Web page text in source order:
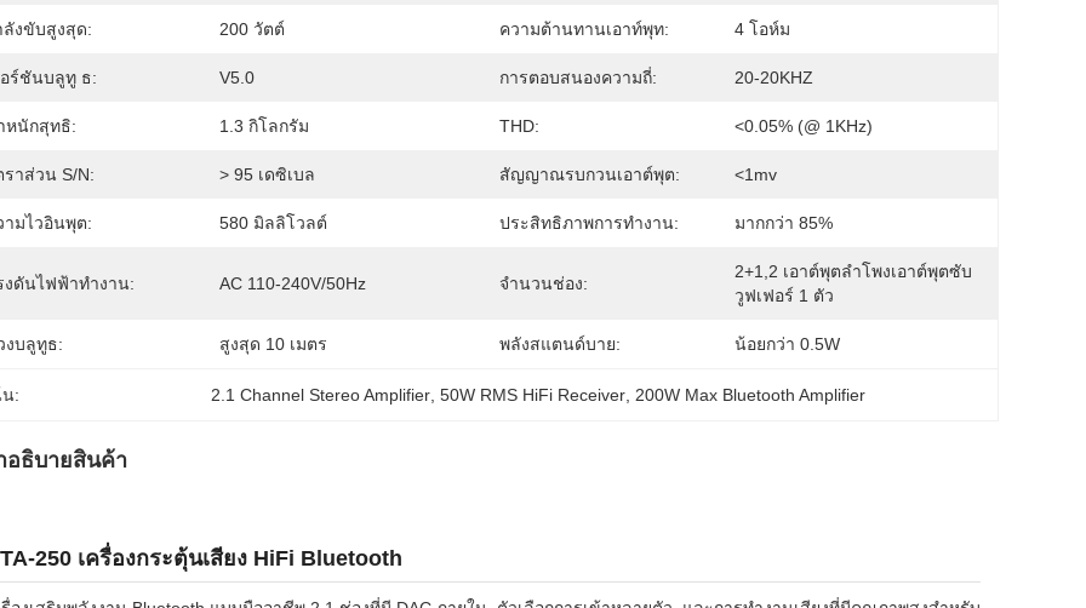
ลังขับสูงสุด: 200 วัตต์ ความต้านทานเอาท์พุท: 4 โอห์ม
อร์ชันบลูทู ธ: V5.0 การตอบสนองความถี่: 20-20KHZ
หนักสุทธิ: 1.3 กิโลกรัม THD: <0.05% (@ 1KHz)
ราส่วน S/N: > 95 เดซิเบล สัญญาณรบกวนเอาต์พุต: <1mv
ามไวอินพุต: 580 มิลลิโวลต์ ประสิทธิภาพการทำงาน: มากกว่า 85%
งดันไฟฟ้าทำงาน: AC 110-240V/50Hz จำนวนช่อง:
2+1,2 เอาต์พุตลำโพงเอาต์พุตซับ
วูฟเฟอร์ 1 ตัว
งบลูทูธ: สูงสุด 10 เมตร พลังสแตนด์บาย: น้อยกว่า 0.5W
น: 2.1 Channel Stereo Amplifier , 50W RMS HiFi Receiver 200W Max Bluetooth Amplifier
อธิบายสินค้า
250 เครื่องกระตุ้นเสียง HiFi Bluetooth